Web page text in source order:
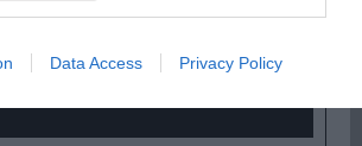
Data Access Privacy Policy